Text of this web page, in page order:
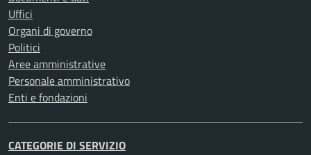
Uffici
Organi di governo
Politici
Aree amministrative
Personale amministrativo
Enti e fondazioni
CATEGORIE DI SERVIZIO